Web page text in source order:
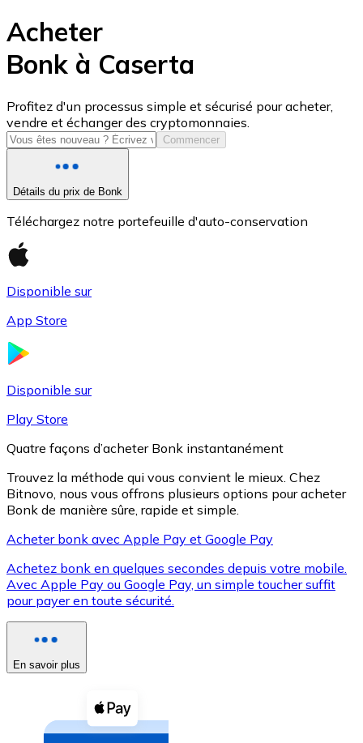
USD Coin
USDC
XRP
XRP
Voir toutes
Coupons crypto
Achetez des cryptomonnaies en espèces et d'autres
Acheter
Bonk à Caserta
Profitez d'un processus simple et sécurisé pour acheter,
vendre et échanger des cryptomonnaies.
Commencer
Détails du prix de Bonk
Téléchargez notre portefeuille d'auto-conservation
Disponible sur
App Store
Disponible sur
Play Store
Quatre façons d’acheter Bonk instantanément
Trouvez la méthode qui vous convient le mieux. Chez
Bitnovo, nous vous offrons plusieurs options pour acheter
Bonk de manière sûre, rapide et simple.
Acheter bonk avec Apple Pay et Google Pay
Achetez bonk en quelques secondes depuis votre mobile.
Avec Apple Pay ou Google Pay, un simple toucher suffit
pour payer en toute sécurité.
En savoir plus